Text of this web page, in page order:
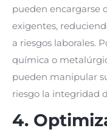
pueden encargarse
exigentes,
a riesgos laborales.
química o
pueden manipular
riesgo la integridad
4.